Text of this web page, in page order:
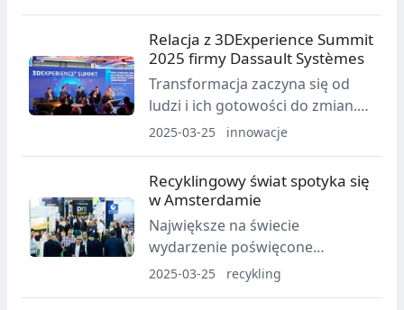
Plastics Recycling Show Europe
w Amsterdamie.
Relacja z 3DExperience Summit
2025 firmy Dassault Systèmes
Transformacja zaczyna się od
ludzi i ich gotowości do zmian.
Technologie cyfrowe są
innowacyjności i kształtowania
zrównoważonego przemysłu
2025-03-25 innowacje
Recyklingowy świat spotyka się
w Amsterdamie
Największe na świecie
wydarzenie poświęcone
recyklingowi tworzyw
2025-03-25 recykling